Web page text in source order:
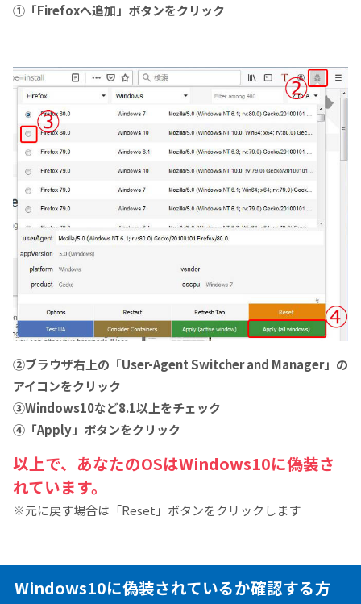
①「Firefoxへ追加」ボタンをクリック
②ブラウザ右上の「User-Agent Switcher and Manager」の
アイコンをクリック
③Windows10など8.1以上をチェック
④「Apply」ボタンをクリック
以上で、あなたのOSはWindows10に偽装さ
れています。
※元に戻す場合は「Reset」ボタンをクリックします
Windows10に偽装されているか確認する方